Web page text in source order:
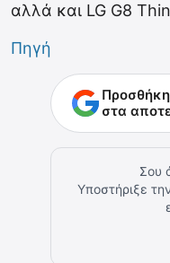
αλλά και LG G8
Πηγή
στα
Σου
Υποστήριξε